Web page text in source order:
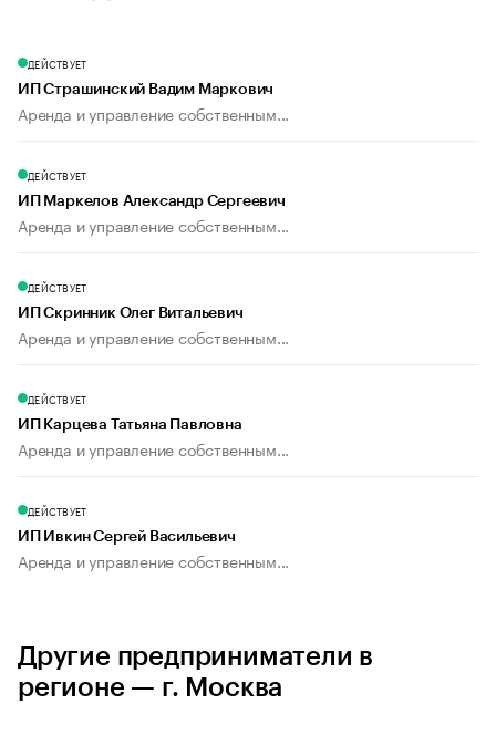
ДЕЙСТВУЕТ
ИП Страшинский Вадим Маркович
Аренда и управление собственным...
ДЕЙСТВУЕТ
ИП Маркелов Александр Сергеевич
Аренда и управление собственным...
ДЕЙСТВУЕТ
ИП Скринник Олег Витальевич
Аренда и управление собственным...
ДЕЙСТВУЕТ
ИП Карцева Татьяна Павловна
Аренда и управление собственным...
ДЕЙСТВУЕТ
ИП Ивкин Сергей Васильевич
Аренда и управление собственным...
Другие предприниматели в
регионе — г. Москва